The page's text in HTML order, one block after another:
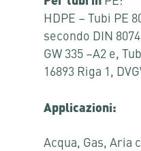
HDPE – Tubi PE
secondo DIN
GW 335 –A2 e,
16893 Riga 1,
Applicazioni:
Acqua, Gas, Aria